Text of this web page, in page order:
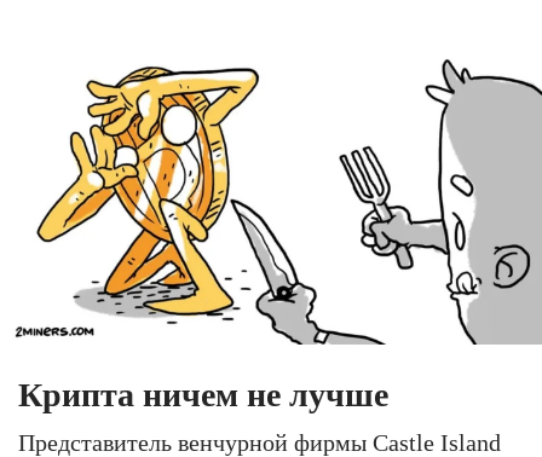
Крипта ничем не лучше
Представитель венчурной фирмы Castle Island